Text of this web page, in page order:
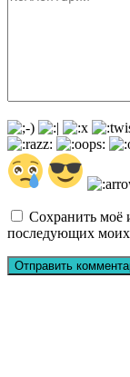
Сохранить моё
последующих